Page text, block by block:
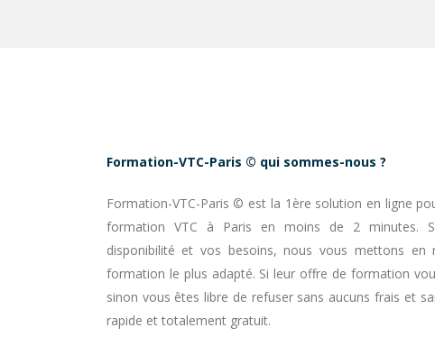
Formation-VTC-Paris © qui sommes-nous ?
Formation-VTC-Paris © est la 1ère solution en ligne
formation VTC à Paris en moins de 2 minutes.
disponibilité et vos besoins, nous vous mettons en
formation le plus adapté. Si leur offre de formation
sinon vous êtes libre de refuser sans aucuns frais et
rapide et totalement gratuit.